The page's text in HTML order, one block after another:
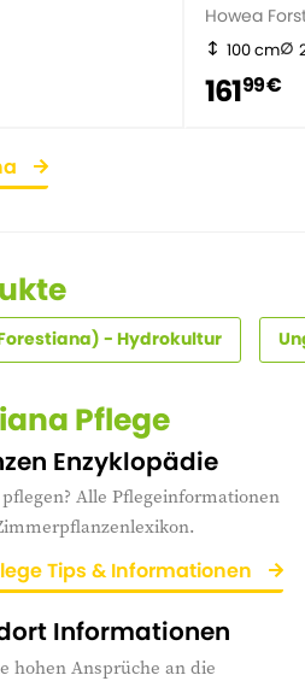
Howea
100 cm
16199 €
- Hydrokultur
Pflege
Enzyklopädie
Alle Pflegeinformationen
Tips & Informationen
Informationen
hohen Ansprüche an die